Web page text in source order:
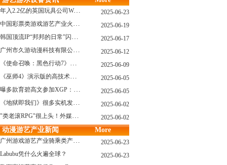
年入2.2亿的英国玩具公司Wow! Stuff被收购！
2025-06-23
中国彩票类游戏游艺产业火红现状深度分析 2025-06-19
韩国顶流IP“邦邦的日常”闪现深圳 2025-06-17
广州市久游动漫科技有限公司：创新驱动，引领游艺产业新浪潮 2025-06-12
《使命召唤：黑色行动7》问题多多：或将重蹈覆辙 2025-06-09
《巫师4》演示版的高技术力能在PS5上复现吗？数毛社以为很有或许！ 2025-06-05
曝多款育碧高文参加XGP：《星球大战：亡命之徒》、《阿凡达：潘多拉边境》、《刺客信条：影》等 2025-06-05
《地狱即我们》很多实机发布！虚幻5的地狱级画质！ 2025-06-02
"类老滚RPG"很上头！外媒盛赞新作《污痕圣杯》 2025-06-02
动漫游艺产业新闻
More
广州游戏游艺产业骑乘类产品的创新革命与沉浸式体验升级
2025-06-23
Labubu凭什么火遍全球？
2025-06-23